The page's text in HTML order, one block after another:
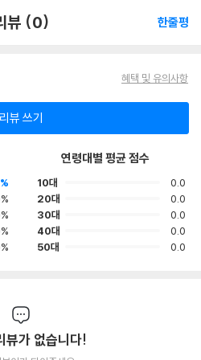
뷰 (0) 한줄평
혜택 및 유의사항
리뷰 쓰기
연령대별 평균 점수
10대
0.0
20대
0.0
30대
0.0
40대
0.0
50대
0.0
뷰가 없습니다!